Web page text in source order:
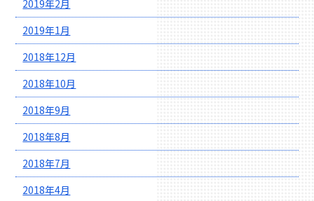
2019年2月
2019年1月
2018年12月
2018年10月
2018年9月
2018年8月
2018年7月
2018年4月